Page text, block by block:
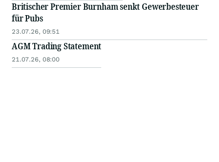
Britischer Premier Burnham senkt Gewerbesteuer
für Pubs
23.07.26, 09:51
AGM Trading Statement
21.07.26, 08:00